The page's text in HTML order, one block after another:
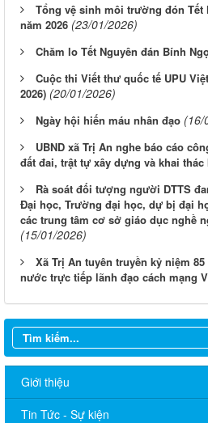
Tổng vệ sinh môi trường đón Tết
năm 2026 (23/01/2026)
Chăm lo Tết Nguyên đán Bính
Cuộc thi Viết thư quốc tế UPU
2026) (20/01/2026)
Ngày hội hiến máu nhân đạo (16/
UBND xã Trị An nghe báo cáo
đất đai, trật tự xây dựng và khai thác
Rà soát đối tượng người DTTS
Đại học, Trường đại học, dự bị đại
các trung tâm cơ sở giáo dục nghề
(15/01/2026)
Xã Trị An tuyên truyền kỷ niệm
nước trực tiếp lãnh đạo cách mạng
Giới thiệu
Tin Tức - Sự kiện